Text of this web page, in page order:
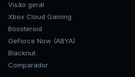
Visão geral
Xbox Cloud Gaming
Boosteroid
GeForce Now (ABYA)
Blacknut
Comparador